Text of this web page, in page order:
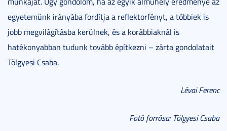
egyetemünk irányába fordítja a reflektorfényt, a többiek is
jobb megvilágításba kerülnek, és a korábbiaknál is
hatékonyabban tudunk tovább építkezni – zárta gondolatait
Tölgyesi Csaba.
Lévai Ferenc
Fotó forrása: Tölgyesi Csaba